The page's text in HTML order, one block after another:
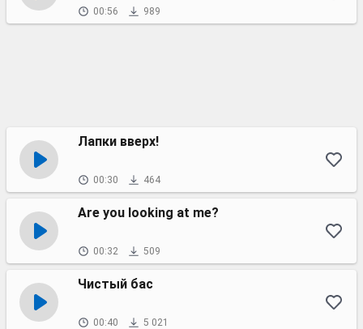
00:56 989
Лапки вверх!
00:30 464
Are you looking at me?
00:32 509
Чистый бас
00:40 5 021